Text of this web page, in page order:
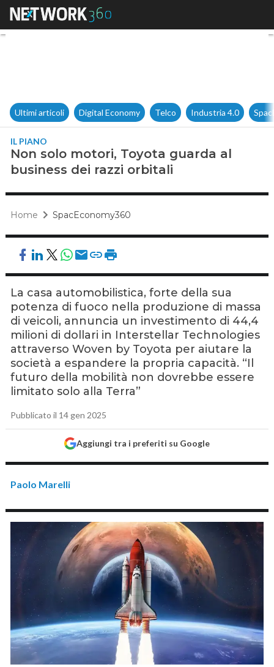
Non solo motori, Toyota
Ultimi articoli Digital Economy Telco Industria 4.0
IL PIANO
Non solo motori, Toyota guarda al
business dei razzi orbitali
Home SpacEconomy360
La casa automobilistica, forte della sua
potenza di fuoco nella produzione di massa
di veicoli, annuncia un investimento di 44,4
milioni di dollari in Interstellar Technologies
attraverso Woven by Toyota per aiutare la
società a espandere la propria capacità. “Il
futuro della mobilità non dovrebbe essere
limitato solo alla Terra”
Pubblicato il 14 gen 2025
Aggiungi tra i preferiti su Google
Paolo Marelli